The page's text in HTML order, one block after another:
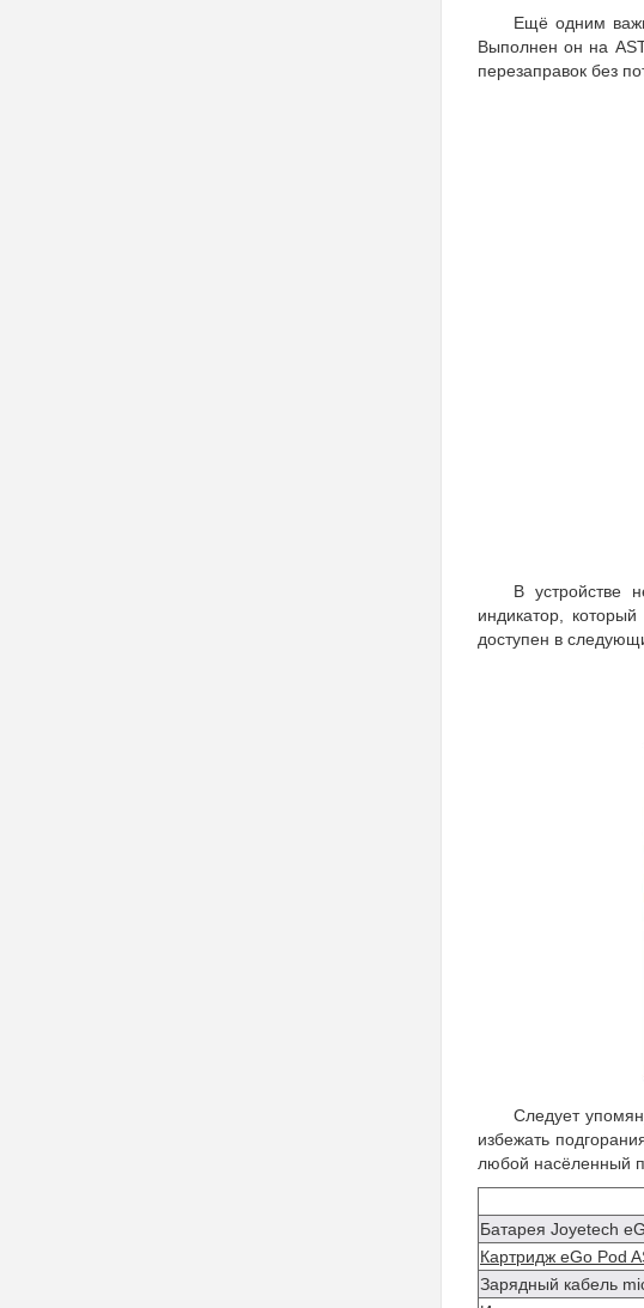
Ещё одним
Выполнен он на
перезаправок без
В устройстве
индикатор,
доступен в
Следует
избежать
любой насёленный
Батарея Joyetech
Картридж eGo Pod
Зарядный кабель